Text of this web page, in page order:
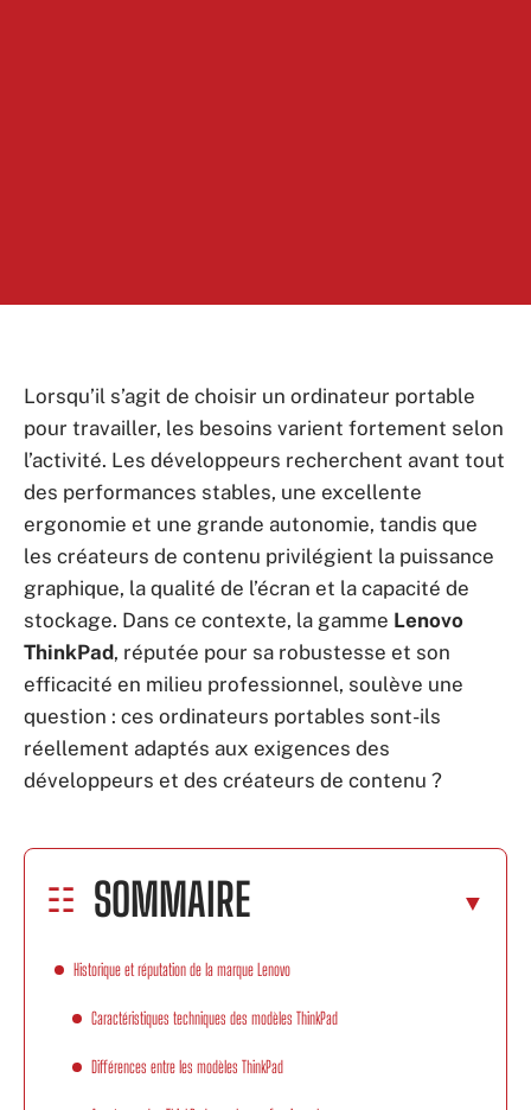
Lorsqu’il s’agit de choisir un ordinateur portable
pour travailler, les besoins varient fortement selon
l’activité. Les développeurs recherchent avant tout
des performances stables, une excellente
ergonomie et une grande autonomie, tandis que
les créateurs de contenu privilégient la puissance
graphique, la qualité de l’écran et la capacité de
stockage. Dans ce contexte, la gamme Lenovo
ThinkPad, réputée pour sa robustesse et son
efficacité en milieu professionnel, soulève une
question : ces ordinateurs portables sont-ils
réellement adaptés aux exigences des
développeurs et des créateurs de contenu ?
SOMMAIRE
Historique et réputation de la marque Lenovo
Caractéristiques techniques des modèles ThinkPad
Différences entre les modèles ThinkPad